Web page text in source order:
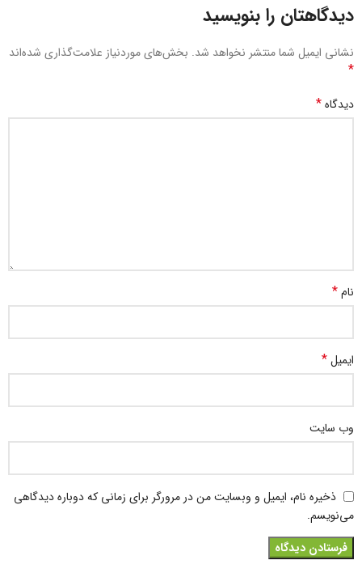
دیدگاهتان را بنویسید
نشانی ایمیل شما منتشر نخواهد شد. بخش‌های موردنیاز علامت‌گذاری شده‌اند
*
دیدگاه*
نام*
ایمیل*
وب‌ سایت
ذخیره نام، ایمیل و وبسایت من در مرورگر برای زمانی که دوباره دیدگاهی
می‌نویسم.